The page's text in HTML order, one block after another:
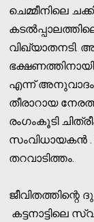
ചെമ്മീനിലെ
വിഖ്യാതനടി.
എന്ന് അനുവാദം
തീരാറായ
രംഗംകൂടി
സംവിധായകന്‍
തറവാടിത്തം.
കട്ടനാട്ടിലെ